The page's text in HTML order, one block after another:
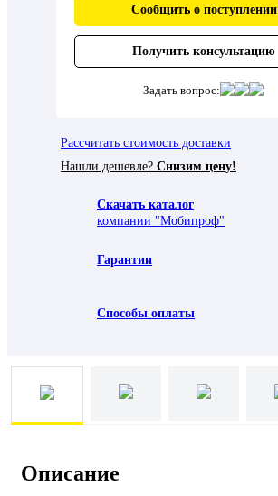
Сообщить о поступлении
Получить консультацию
Задать вопрос:
Рассчитать стоимость доставки
Нашли дешевле? Снизим цену!
Скачать каталог
компании "Мобипроф"
Гарантии
Способы оплаты
Описание